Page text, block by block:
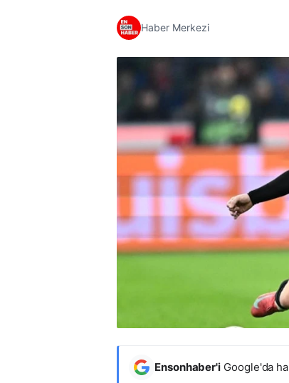
Haber Merkezi
Ensonhaber'i Google'da